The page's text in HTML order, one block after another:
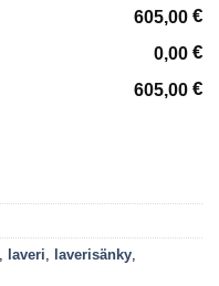
605,00 €
0,00 €
605,00 €
laveri laverisänky